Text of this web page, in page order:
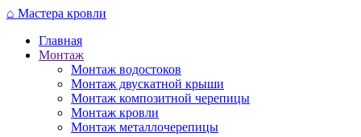
Перейти
основному
содержанию
⌂ Мастера кровли
Главная
Монтаж
Монтаж водостоков
Монтаж двускатной крыши
Монтаж композитной черепицы
Монтаж кровли
Монтаж металлочерепицы